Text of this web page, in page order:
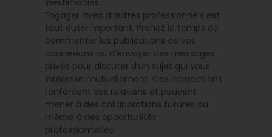
inestimables.
Engager avec d’autres professionnels est
tout aussi important. Prenez le temps de
commenter les publications de vos
connexions ou d’envoyer des messages
privés pour discuter d’un sujet qui vous
intéresse mutuellement. Ces interactions
renforcent vos relations et peuvent
mener à des collaborations futures ou
même à des opportunités
professionnelles.